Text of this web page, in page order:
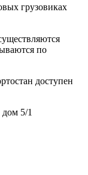
грузовиках
по
доступен
5/1